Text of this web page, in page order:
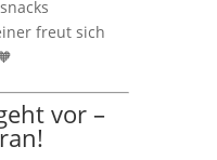
freut sich
vor –